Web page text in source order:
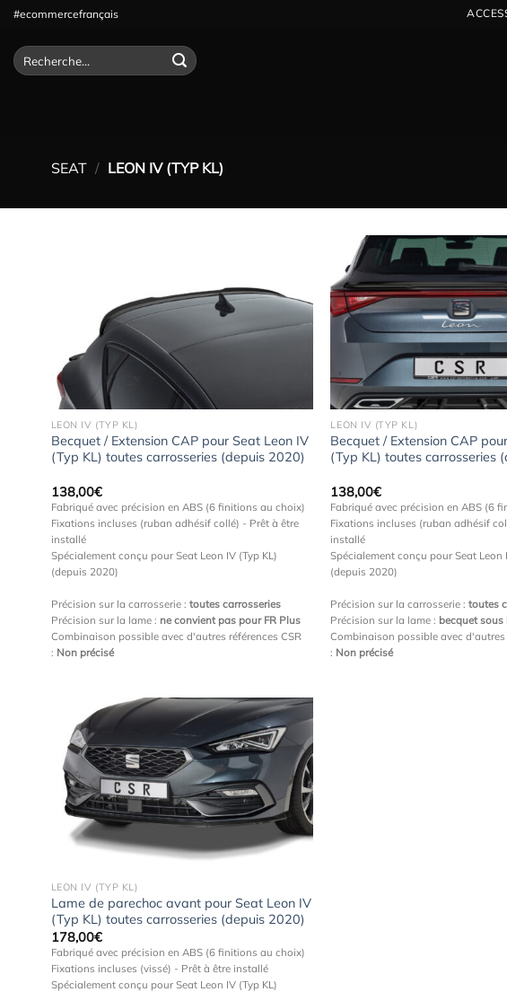
Passer
contenu
#ecommercefrançais
Recherche
pour :
SEAT / LEON IV (TYP KL)
à la
LEON IV (TYP KL)
Becquet / Extension CAP pour Seat Leon IV
(Typ KL) toutes carrosseries (depuis 2020)
138,00€
Fabriqué avec précision en ABS (6 finitions au choix)
Fixations incluses (ruban adhésif collé) - Prêt à être
installé
Spécialement conçu pour Seat Leon IV (Typ KL)
(depuis 2020)
Précision sur la carrosserie : toutes carrosseries
Précision sur la lame : ne convient pas pour FR Plus
Combinaison possible avec d'autres références CSR
: Non précisé
LEON IV (TYP KL)
Becquet / Extension CAP
(Typ KL) toutes carrosseries
138,00€
Fabriqué avec précision en ABS (6
Fixations incluses (ruban adhésif
installé
Spécialement conçu pour Seat Leon
(depuis 2020)
Précision sur la carrosserie :toutes
Précision sur la lame : becquet
Combinaison possible avec d'autres
: Non précisé
Ajouter
à la
wishlist
LEON IV (TYP KL)
Lame de parechoc avant pour Seat Leon IV
(Typ KL) toutes carrosseries (depuis 2020)
178,00€
Fabriqué avec précision en ABS (6 finitions au choix)
Fixations incluses (vissé) - Prêt à être installé
Spécialement conçu pour Seat Leon IV (Typ KL)